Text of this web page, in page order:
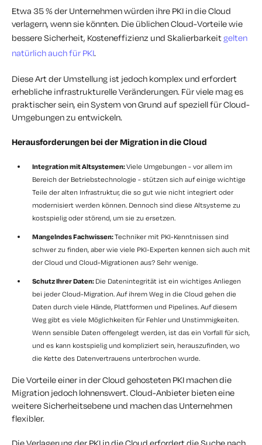
Etwa 35 % der Unternehmen würden ihre PKI in die Cloud
verlagern, wenn sie könnten. Die üblichen Cloud-Vorteile wie
bessere Sicherheit, Kosteneffizienz und Skalierbarkeitgelten
natürlich auch für PKI.
Diese Art der Umstellung ist jedoch komplex und erfordert
erhebliche infrastrukturelle Veränderungen. Für viele mag es
praktischer sein, ein System von Grund auf speziell für Cloud-
Umgebungen zu entwickeln.
Herausforderungen bei der Migration in die Cloud
Integration mit Altsystemen:Viele Umgebungen - vor allem im
Bereich der Betriebstechnologie - stützen sich auf einige wichtige
Teile der alten Infrastruktur, die so gut wie nicht integriert oder
modernisiert werden können. Dennoch sind diese Altsysteme zu
kostspielig oder störend, um sie zu ersetzen.
Mangelndes Fachwissen:Techniker mit PKI-Kenntnissen sind
schwer zu finden, aber wie viele PKI-Experten kennen sich auch mit
der Cloud und Cloud-Migrationen aus? Sehr wenige.
Schutz Ihrer Daten: Die Datenintegrität ist ein wichtiges Anliegen
bei jeder Cloud-Migration. Auf ihrem Weg in die Cloud gehen die
Daten durch viele Hände, Plattformen und Pipelines. Auf diesem
Weg gibt es viele Möglichkeiten für Fehler und Unstimmigkeiten.
Wenn sensible Daten offengelegt werden, ist das ein Vorfall für sich,
und es kann kostspielig und kompliziert sein, herauszufinden, wo
die Kette des Datenvertrauens unterbrochen wurde.
Die Vorteile einer in der Cloud gehosteten PKI machen die
Migration jedoch lohnenswert. Cloud-Anbieter bieten eine
weitere Sicherheitsebene und machen das Unternehmen
flexibler.